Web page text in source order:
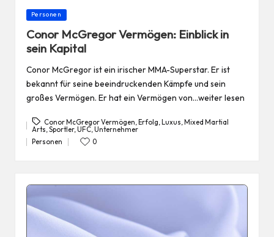
Posted
Personen
Conor McGregor Vermögen: Einblick in
sein Kapital
Conor McGregor ist ein irischer MMA-Superstar. Er ist
bekannt für seine beeindruckenden Kämpfe und sein
großes Vermögen. Er hat ein Vermögen von…weiter lesen
Tags:
Conor McGregor Vermögen ,Erfolg ,Luxus ,Mixed Martial
Arts,Sportler,UFC,Unternehmer
Posted
Personen 0